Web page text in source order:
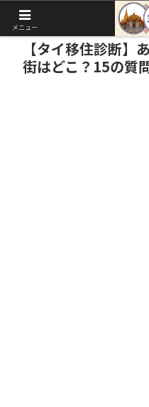
【タイ移住診断】
街はどこ？15の質
メニュー